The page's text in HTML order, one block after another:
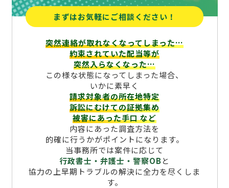
まずはお気軽にご相談ください！
突然連絡が取れなくなってしまった…
約束されていた配当等が
突然入らなくなった…
この様な状態になってしまった場合、
いかに素早く
請求対象者の所在地特定
訴訟にむけての証拠集め
被害にあった手口など
内容にあった調査方法を
的確に行うかがポイントになります。
当事務所では案件に応じて
行政書士・弁護士・警察OBと
協力の上早期トラブルの解決に全力を尽くしま
す。